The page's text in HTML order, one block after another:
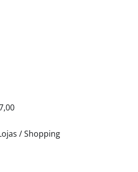
/ Shopping